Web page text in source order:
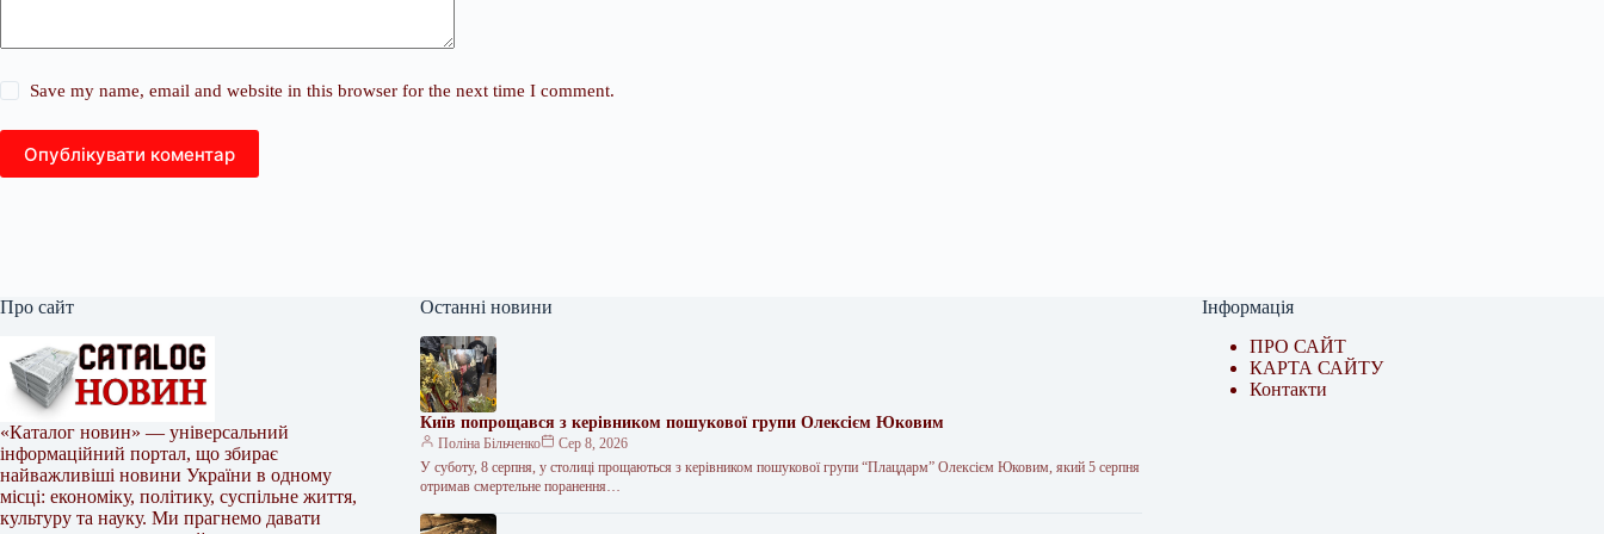
Save my name, email and website in this browser for the next time I comment.
Опублікувати коментар
Про сайт
«Каталог новин» — універсальний
інформаційний портал, що збирає
найважливіші новини України в одному
місці: економіку, політику, суспільне життя,
культуру та науку. Ми прагнемо давати
Останні новини
Київ попрощався з керівником пошукової групи Олексієм Юковим
Поліна Більченко
Сер 8, 2026
У суботу, 8 серпня, у столиці прощаються з керівником пошукової групи “Плацдарм” Олексієм Юковим, який 5 серпня
отримав смертельне поранення…
Інформація
ПРО САЙТ
КАРТА САЙТУ
Контакти